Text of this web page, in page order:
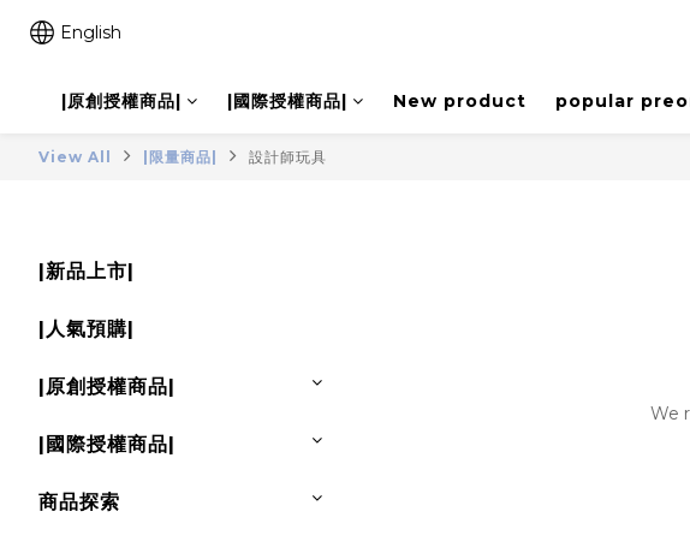
English
|原創授權商品| |國際授權商品| New product popular
View All |限量商品| 設計師玩具
|新品上市|
|人氣預購|
|原創授權商品|
|國際授權商品|
商品探索
We